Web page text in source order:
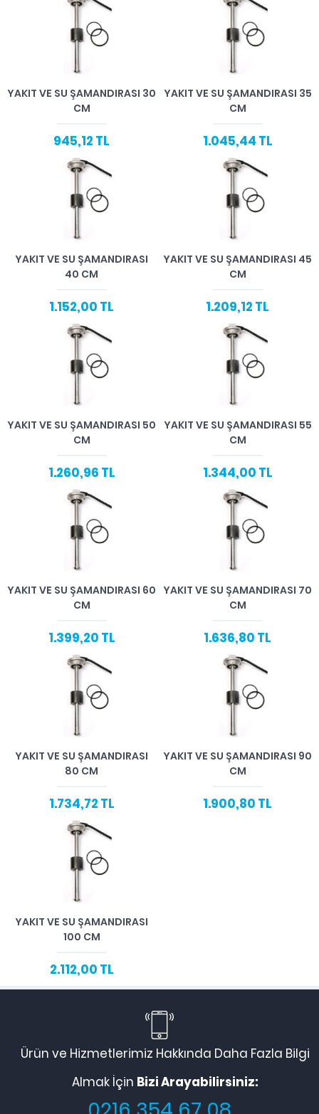
YAKIT VE SU ŞAMANDIRASI 30
CM
945,12 TL
YAKIT VE SU ŞAMANDIRASI 35
CM
1.045,44 TL
YAKIT VE SU ŞAMANDIRASI
40 CM
1.152,00 TL
YAKIT VE SU ŞAMANDIRASI 45
CM
1.209,12 TL
YAKIT VE SU ŞAMANDIRASI 50
CM
1.260,96 TL
YAKIT VE SU ŞAMANDIRASI 55
CM
1.344,00 TL
YAKIT VE SU ŞAMANDIRASI 60
CM
1.399,20 TL
YAKIT VE SU ŞAMANDIRASI 70
CM
1.636,80 TL
YAKIT VE SU ŞAMANDIRASI
80 CM
1.734,72 TL
YAKIT VE SU ŞAMANDIRASI 90
CM
1.900,80 TL
YAKIT VE SU ŞAMANDIRASI
100 CM
2.112,00 TL
Ürün ve Hizmetlerimiz Hakkında Daha Fazla Bilgi
Almak İçin Bizi Arayabilirsiniz: